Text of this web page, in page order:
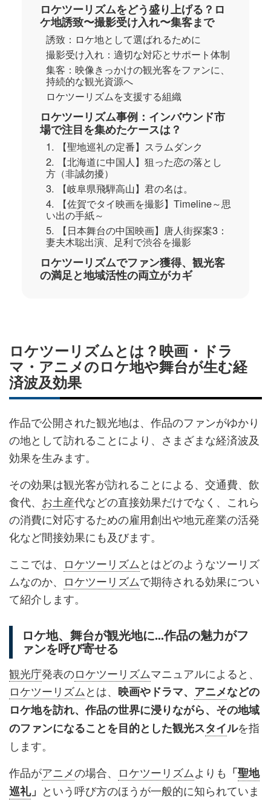
ロケツーリズムをどう盛り上げる？ロ
ケ地誘致〜撮影受け入れ〜集客まで
誘致：ロケ地として選ばれるために
撮影受け入れ：適切な対応とサポート体制
集客：映像きっかけの観光客をファンに、
持続的な観光資源へ
ロケツーリズムを支援する組織
ロケツーリズム事例：インバウンド市
場で注目を集めたケースは？
1. 【聖地巡礼の定番】スラムダンク
2. 【北海道に中国人】狙った恋の落とし
方（非誠勿擾）
3. 【岐阜県飛騨高山】君の名は。
4. 【佐賀でタイ映画を撮影】Timeline～思
い出の手紙～
5. 【日本舞台の中国映画】唐人街探案3：
妻夫木聡出演、足利で渋谷を撮影
ロケツーリズムでファン獲得、観光客
の満足と地域活性の両立がカギ
ロケツーリズムとは？映画・ドラ
マ・アニメのロケ地や舞台が生む経
済波及効果
作品で公開された観光地は、作品のファンがゆかり
の地として訪れることにより、さまざまな経済波及
効果を生みます。
その効果は観光客が訪れることによる、交通費、飲
食代、 お土産代などの直接効果だけでなく、これら
の消費に対応するための雇用創出や地元産業の活発
化など間接効果にも及びます。
ここでは、
ロケツーリズムとはどのようなツーリズ
ムなのか、
ロケツーリズムで期待される効果につい
て紹介します。
ロケ地、舞台が観光地に...作品の魅力がフ
ァンを呼び寄せる
観光庁発表のロケツーリズムマニュアルによると、
ロケツーリズムとは、 映画やドラマ、 アニメなどの
ロケ地を訪れ、作品の世界に浸りながら、その地域
のファンになることを目的とした観光スタイルを指
します。
作品がアニメの場合、 ロケツーリズムよりも 「聖地
巡礼」 という呼び方のほうが一般的に知られていま